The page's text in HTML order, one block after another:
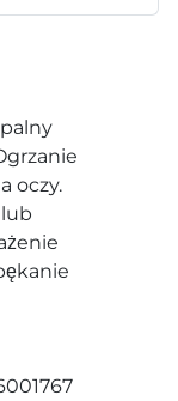
oczy.